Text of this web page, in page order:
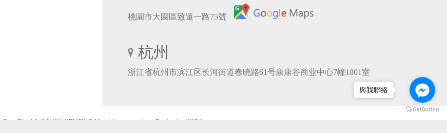
桃園市大園區致遠一路75號
杭州
浙江省杭州市滨江区长河街道春晓路61号康康谷商业中心7幢1801室
CopyRight © 肯星設計KENSING All rights reserved. Design by YKQK
與我聯絡